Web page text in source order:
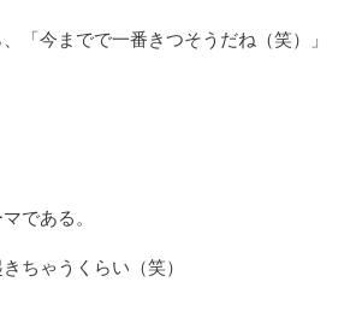
「今までで一番きつそうだね（笑）」
である。
ちゃうくらい（笑）